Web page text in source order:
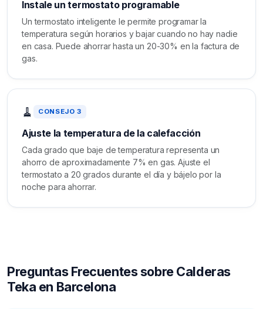
Instale un termostato programable
Un termostato inteligente le permite programar la
temperatura según horarios y bajar cuando no hay nadie
en casa. Puede ahorrar hasta un 20-30% en la factura de
gas.
🧹 CONSEJO 3
Ajuste la temperatura de la calefacción
Cada grado que baje de temperatura representa un
ahorro de aproximadamente 7% en gas. Ajuste el
termostato a 20 grados durante el día y bájelo por la
noche para ahorrar.
Preguntas Frecuentes sobre Calderas
Teka en Barcelona